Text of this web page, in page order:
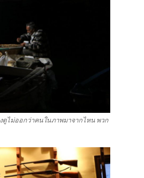
ดูไม่ออกว่าคนในภาพมาจากไหน พวก